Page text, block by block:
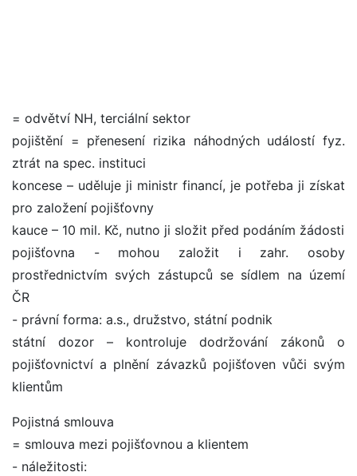
= odvětví NH, terciální sektor
pojištění = přenesení rizika náhodných událostí fyz.
ztrát na spec. instituci
koncese – uděluje ji ministr financí, je potřeba ji získat
pro založení pojišťovny
kauce – 10 mil. Kč, nutno ji složit před podáním žádosti
pojišťovna - mohou založit i zahr. osoby
prostřednictvím svých zástupců se sídlem na území
ČR
- právní forma: a.s., družstvo, státní podnik
státní dozor – kontroluje dodržování zákonů o
pojišťovnictví a plnění závazků pojišťoven vůči svým
klientům
Pojistná smlouva
= smlouva mezi pojišťovnou a klientem
- náležitosti: